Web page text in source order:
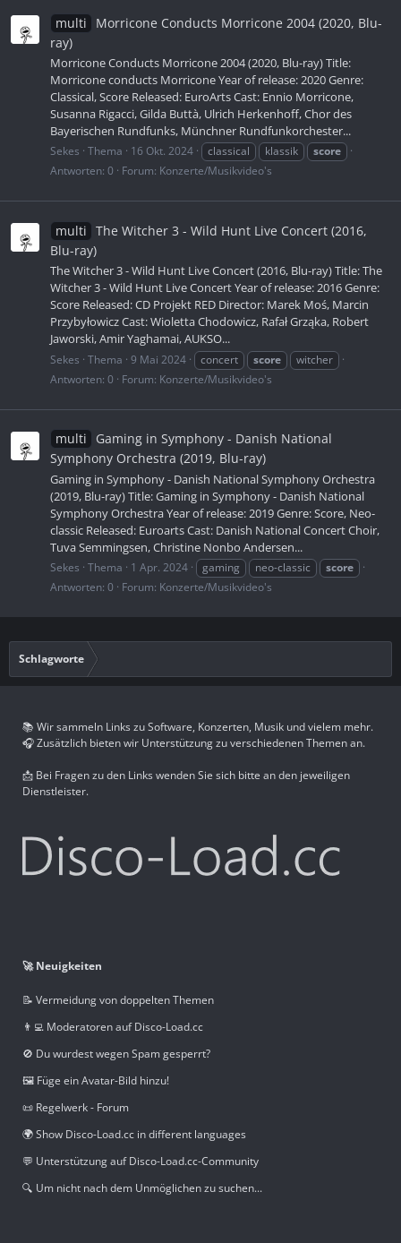
multi
Morricone Conducts Morricone 2004 (2020, Blu-
ray)
Morricone Conducts Morricone 2004 (2020, Blu-ray) Title:
Morricone conducts Morricone Year of release: 2020 Genre:
Classical, Score Released: EuroArts Cast: Ennio Morricone,
Susanna Rigacci, Gilda Buttà, Ulrich Herkenhoff, Chor des
Bayerischen Rundfunks, Münchner Rundfunkorchester...
Sekes Thema 16 Okt. 2024 classical klassik
score
Antworten: 0
Forum: Konzerte/Musikvideo's
multi The Witcher 3 - Wild Hunt Live Concert (2016,
Blu-ray)
The Witcher 3 - Wild Hunt Live Concert (2016, Blu-ray) Title: The
Witcher 3 - Wild Hunt Live Concert Year of release: 2016 Genre:
Score Released: CD Projekt RED Director: Marek Moś, Marcin
Przybyłowicz Cast: Wioletta Chodowicz, Rafał Grząka, Robert
Jaworski, Amir Yaghamai, AUKSO...
Sekes Thema 9 Mai 2024 concert score
witcher
Antworten: 0
Forum: Konzerte/Musikvideo's
multi
Gaming in Symphony - Danish National
Symphony Orchestra (2019, Blu-ray)
Gaming in Symphony - Danish National Symphony Orchestra
(2019, Blu-ray) Title: Gaming in Symphony - Danish National
Symphony Orchestra Year of release: 2019 Genre: Score, Neo-
classic Released: Euroarts Cast: Danish National Concert Choir,
Tuva Semmingsen, Christine Nonbo Andersen...
Sekes Thema 1 Apr. 2024 gaming neo-classic
score
Antworten: 0
Forum: Konzerte/Musikvideo's
Schlagworte
📚 Wir sammeln Links zu Software, Konzerten, Musik und vielem mehr.
🎧 Zusätzlich bieten wir Unterstützung zu verschiedenen Themen an.
📩 Bei Fragen zu den Links wenden Sie sich bitte an den jeweiligen
Dienstleister.
🚀 Neuigkeiten
📝 Vermeidung von doppelten Themen
👨‍💻 Moderatoren auf Disco-Load.cc
🚫 Du wurdest wegen Spam gesperrt?
🖼️ Füge ein Avatar-Bild hinzu!
📜 Regelwerk - Forum
🌍 Show Disco-Load.cc in different languages
💬 Unterstützung auf Disco-Load.cc-Community
🔍 Um nicht nach dem Unmöglichen zu suchen...